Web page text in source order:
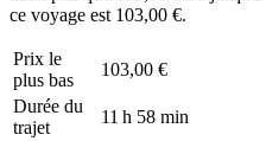
ce voyage est 103,00 €.
Prix ​​le
plus bas
103,00 €
Durée du
trajet
11 h 58 min